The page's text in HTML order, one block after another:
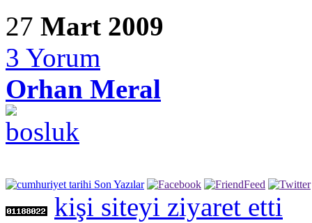
27 Mart 2009
3 Yorum
Orhan Meral
kişi siteyi ziyaret etti